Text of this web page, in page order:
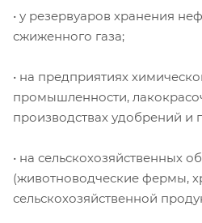
• у резервуаров хранения
сжиженного газа;
• на предприятиях
промышленности,
производствах удобрений и
• на сельскохозяйственных
(животноводческие фермы,
сельскохозяйственной